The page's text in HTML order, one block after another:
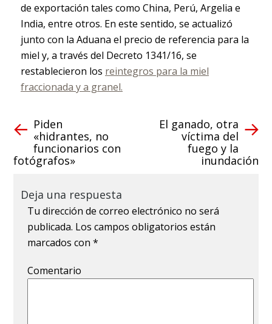
de exportación tales como China, Perú, Argelia e
India, entre otros. En este sentido, se actualizó
junto con la Aduana el precio de referencia para la
miel y, a través del Decreto 1341/16, se
restablecieron los reintegros para la miel
fraccionada y a granel.
Piden
«hidrantes, no
funcionarios con
fotógrafos»
El ganado, otra
víctima del
fuego y la
inundación
Deja una respuesta
Tu dirección de correo electrónico no será
publicada. Los campos obligatorios están
marcados con*
Comentario